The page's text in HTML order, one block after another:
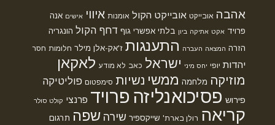
אהבה אובייקט אובייקט הקול אומנות איווי אישים אנה
פרויד אקט אתיקה ביון בלתי אפשרי גוף דחף הקול הונגריה
הזרה המצאה העברה התענגות ז'אק-אלן מילר חלומות חסר
יהדות יופי יחס מיני ישראל כאב לא מודע לאקאן
מוזיקה מלחמה ממשי נשיות סימפטום פוליטיקה
פירוש פסיכואנליזה פרויד פרנצי קולט סולר
קריאה רולן בארת' שייקספיר שירה שפה תרגום